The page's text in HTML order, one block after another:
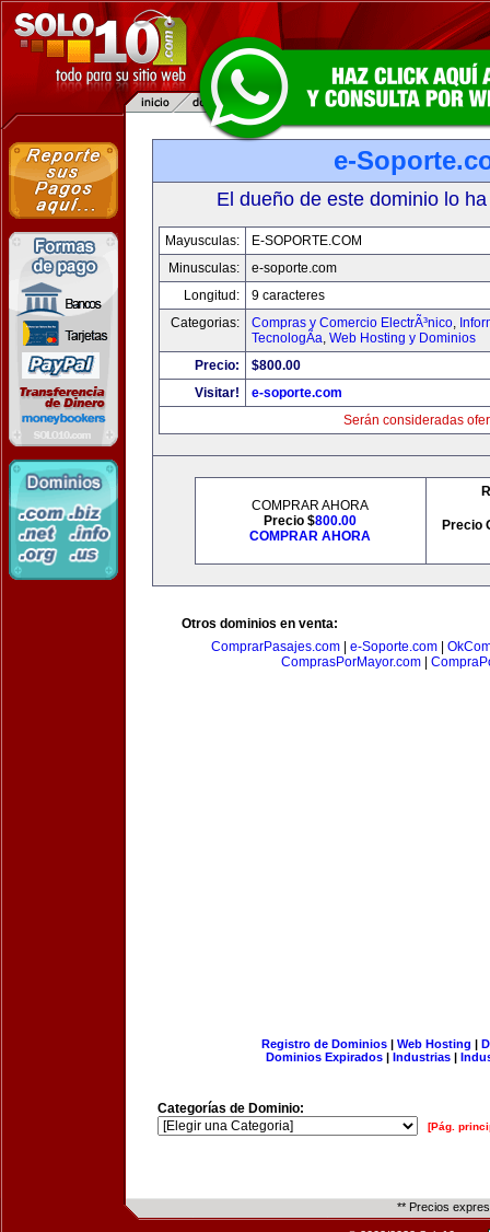
e-
El dueño de este dominio lo
Mayusculas:
E-SOPORTE.COM
Minusculas:
e-soporte.com
Longitud:
9 caracteres
Categorias:
Compras y Comercio ElectrÃ³nico,
TecnologÃ­a, Web Hosting y Dominios
Precio:
$800.00
Visitar!
e-soporte.com
Serán consideradas
COMPRAR AHORA
Precio $800.00
COMPRAR AHORA
Precio
Otros dominios en venta:
ComprarPasajes.com
e-Soporte.com
ComprasPorMayor.com|
Registro de Dominios| Web Hosting |
Dominios Expirados | Industrias |
Categorías de Dominio:
[Pág.
** Precios